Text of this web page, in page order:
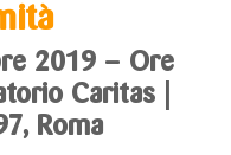
2019 – Ore
Caritas |
Roma